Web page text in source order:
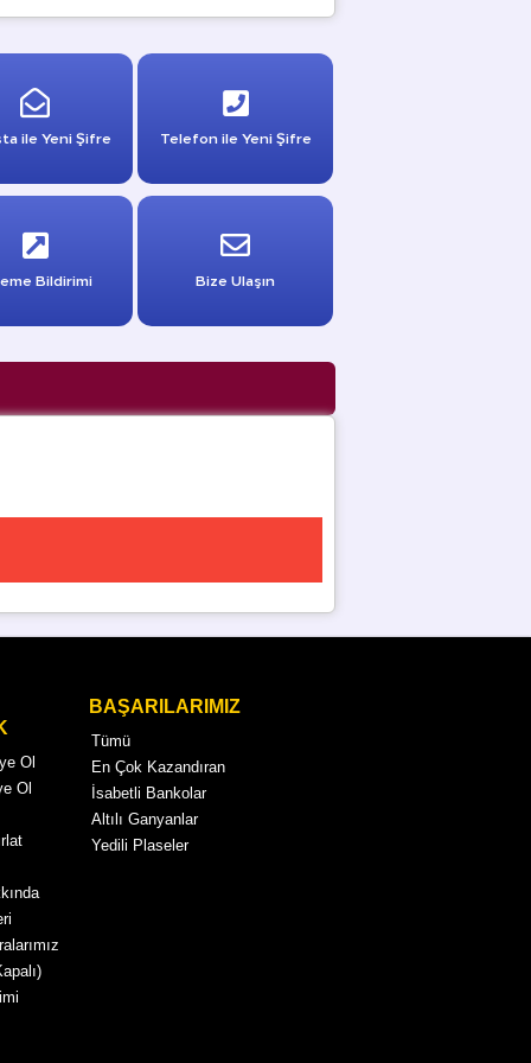
ile Yeni Şifre Telefon ile Yeni Şifre
Bildirimi Bize Ulaşın
Ol
Ol
BAŞARILARIMIZ
Tümü
En Çok Kazandıran
İsabetli Bankolar
Altılı Ganyanlar
Yedili Plaseler